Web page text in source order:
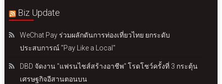
Biz Update
WeChat Pay ร่วมผลักดันการท่องเที่ยวไทย ยกระดับ
ประสบการณ์ "Pay Like a Local"
DBD จัดงาน "แฟรนไชส์สร้างอาชีพ" โรดโชว์ครั้งที่ 3 กระตุ้น
เศรษฐกิจอีสานตอนบน